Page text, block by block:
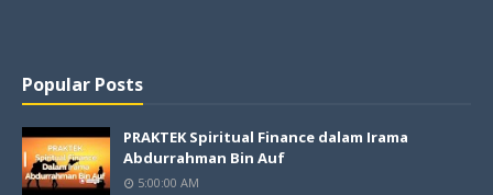
Popular Posts
PRAKTEK Spiritual Finance dalam Irama
Abdurrahman Bin Auf
5:00:00 AM